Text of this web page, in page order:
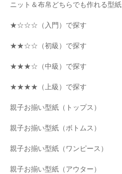
ニット＆布帛どちらでも作れる型紙
★☆☆☆（入門）で探す
★★☆☆（初級）で探す
★★★☆（中級）で探す
★★★★（上級）で探す
親子お揃い型紙（トップス）
親子お揃い型紙（ボトムス）
親子お揃い型紙（ワンピース）
親子お揃い型紙（アウター）